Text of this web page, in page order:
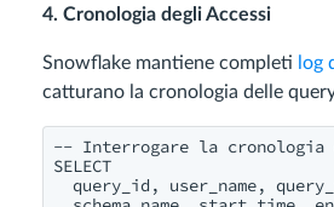
4. Cronologia degli Accessi
Snowflake mantiene completi log
catturano la cronologia delle
-- Interrogare la cronologia
SELECT
query_id, user_name,